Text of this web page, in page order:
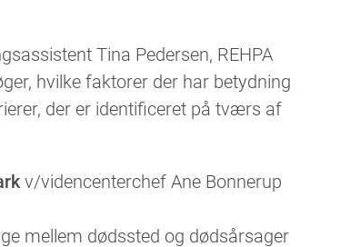
Tina Pedersen, REHPA
hvilke faktorer der har betydning
der er identificeret på tværs af
v/videncenterchef Ane Bonnerup
mellem dødssted og dødsårsager